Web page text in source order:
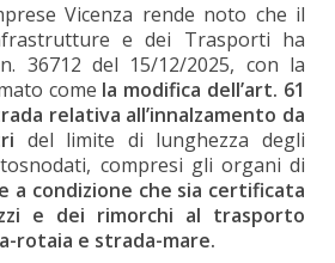
Vicenza rende noto che il
e dei Trasporti ha
36712 del 15/12/2025, con la
come la modifica dell’art. 61
relativa all’innalzamento da
del limite di lunghezza degli
compresi gli organi di
a condizione che sia certificata
e dei rimorchi al trasporto
rotaia e strada-mare.